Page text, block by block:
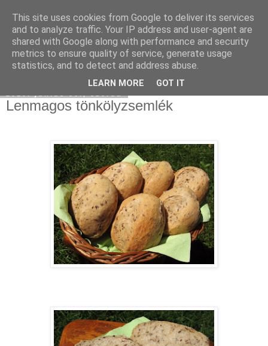
Moha Konyha
Lenmagos tönkölyzsemlék
This site uses cookies from Google to deliver its services
and to analyze traffic. Your IP address and user-agent are
shared with Google along with performance and security
metrics to ensure quality of service, generate usage
statistics, and to detect and address abuse.
LEARN MORE GOT IT